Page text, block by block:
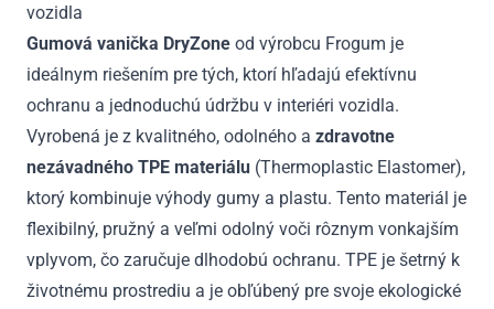
2012
-
2017
vozidla
Gumová vanička DryZone od výrobcu Frogum je
ideálnym riešením pre tých, ktorí hľadajú efektívnu
ochranu a jednoduchú údržbu v interiéri vozidla.
Vyrobená je z kvalitného, odolného a zdravotne
nezávadného TPE materiálu (Thermoplastic Elastomer),
ktorý kombinuje výhody gumy a plastu. Tento materiál je
flexibilný, pružný a veľmi odolný voči rôznym vonkajším
vplyvom, čo zaručuje dlhodobú ochranu. TPE je šetrný k
životnému prostrediu a je obľúbený pre svoje ekologické